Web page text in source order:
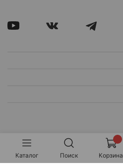
Каталог Поиск Корзина